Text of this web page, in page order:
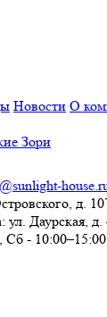
Новости О
Зори
д.
Даурская, д.
-